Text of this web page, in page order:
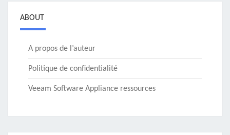
ABOUT
A propos de l’auteur
Politique de confidentialité
Veeam Software Appliance ressources